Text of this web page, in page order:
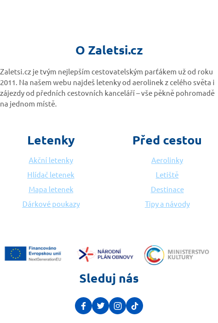
O Zaletsi.cz
Zaletsi.cz je tvým nejlepším cestovatelským parťákem už od roku
2011. Na našem webu najdeš letenky od aerolinek z celého světa i
zájezdy od předních cestovních kanceláří – vše pěkně pohromadě
na jednom místě.
Letenky
Akční letenky
Hlídač letenek
Mapa letenek
Dárkové poukazy
Před cestou
Aerolinky
Letiště
Destinace
Tipy a návody
Sleduj nás